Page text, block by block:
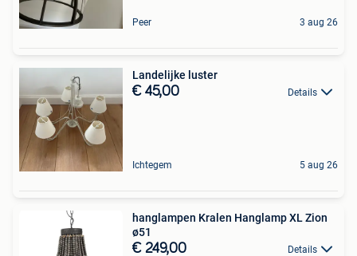
Peer 3 aug 26
Landelijke luster
€ 45,00 Details
Ichtegem 5 aug 26
hanglampen Kralen Hanglamp XL Zion
ø51
€ 249,00 Details